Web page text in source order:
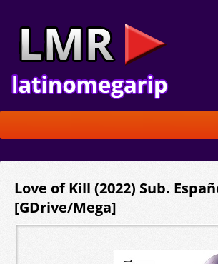
Love of Kill (2022) Sub.
[GDrive/Mega]